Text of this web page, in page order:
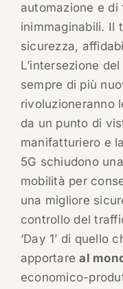
automazione e
inimmaginabili. Il
sicurezza,
L’intersezione
sempre di più
rivoluzioneranno
da un punto di
manifatturiero e
5G schiudono
mobilità per
una migliore
controllo del
‘Day 1’ di quello
apportareal
economico-